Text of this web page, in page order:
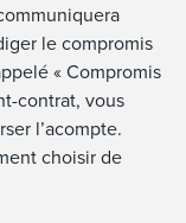
le compromis
« Compromis
contrat, vous
l’acompte.
choisir de